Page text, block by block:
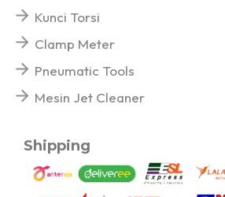
Kunci Torsi
Clamp Meter
Pneumatic Tools
Mesin Jet Cleaner
Shipping